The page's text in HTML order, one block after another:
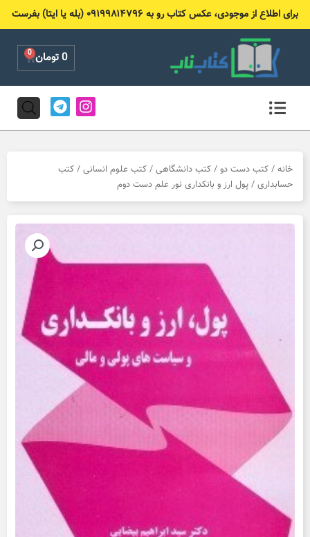
برای اطلاع از موجودی، عکس کتاب رو به ۰۹۱۹۹۸۱۴۷۹۶ (بله یا ایتا) بفرست
0تومان 0
Cart
I
n
s
g
a
T
e
l
r
m
خانه / کتب دست دو / کتب دانشگاهی / کتب علوم انسانی / کتب
حسابداری / پول ارز و بانکداری نور علم دست دوم